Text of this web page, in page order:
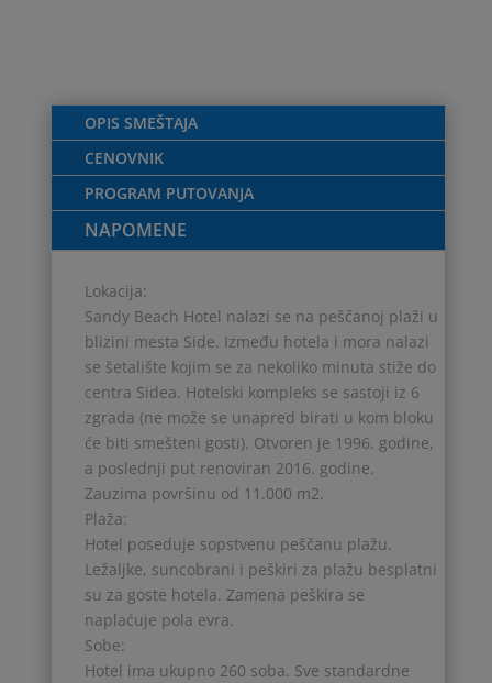
OPIS SMEŠTAJA
CENOVNIK
PROGRAM PUTOVANJA
NAPOMENE
Lokacija:
Sandy Beach Hotel nalazi se na peščanoj plaži u
blizini mesta Side. Između hotela i mora nalazi
se šetalište kojim se za nekoliko minuta stiže do
centra Sidea. Hotelski kompleks se sastoji iz 6
zgrada (ne može se unapred birati u kom bloku
će biti smešteni gosti). Otvoren je 1996. godine,
a poslednji put renoviran 2016. godine.
Zauzima površinu od 11.000 m2.
Plaža:
Hotel poseduje sopstvenu peščanu plažu.
Ležaljke, suncobrani i peškiri za plažu besplatni
su za goste hotela. Zamena peškira se
naplaćuje pola evra.
Sobe:
Hotel ima ukupno 260 soba. Sve standardne